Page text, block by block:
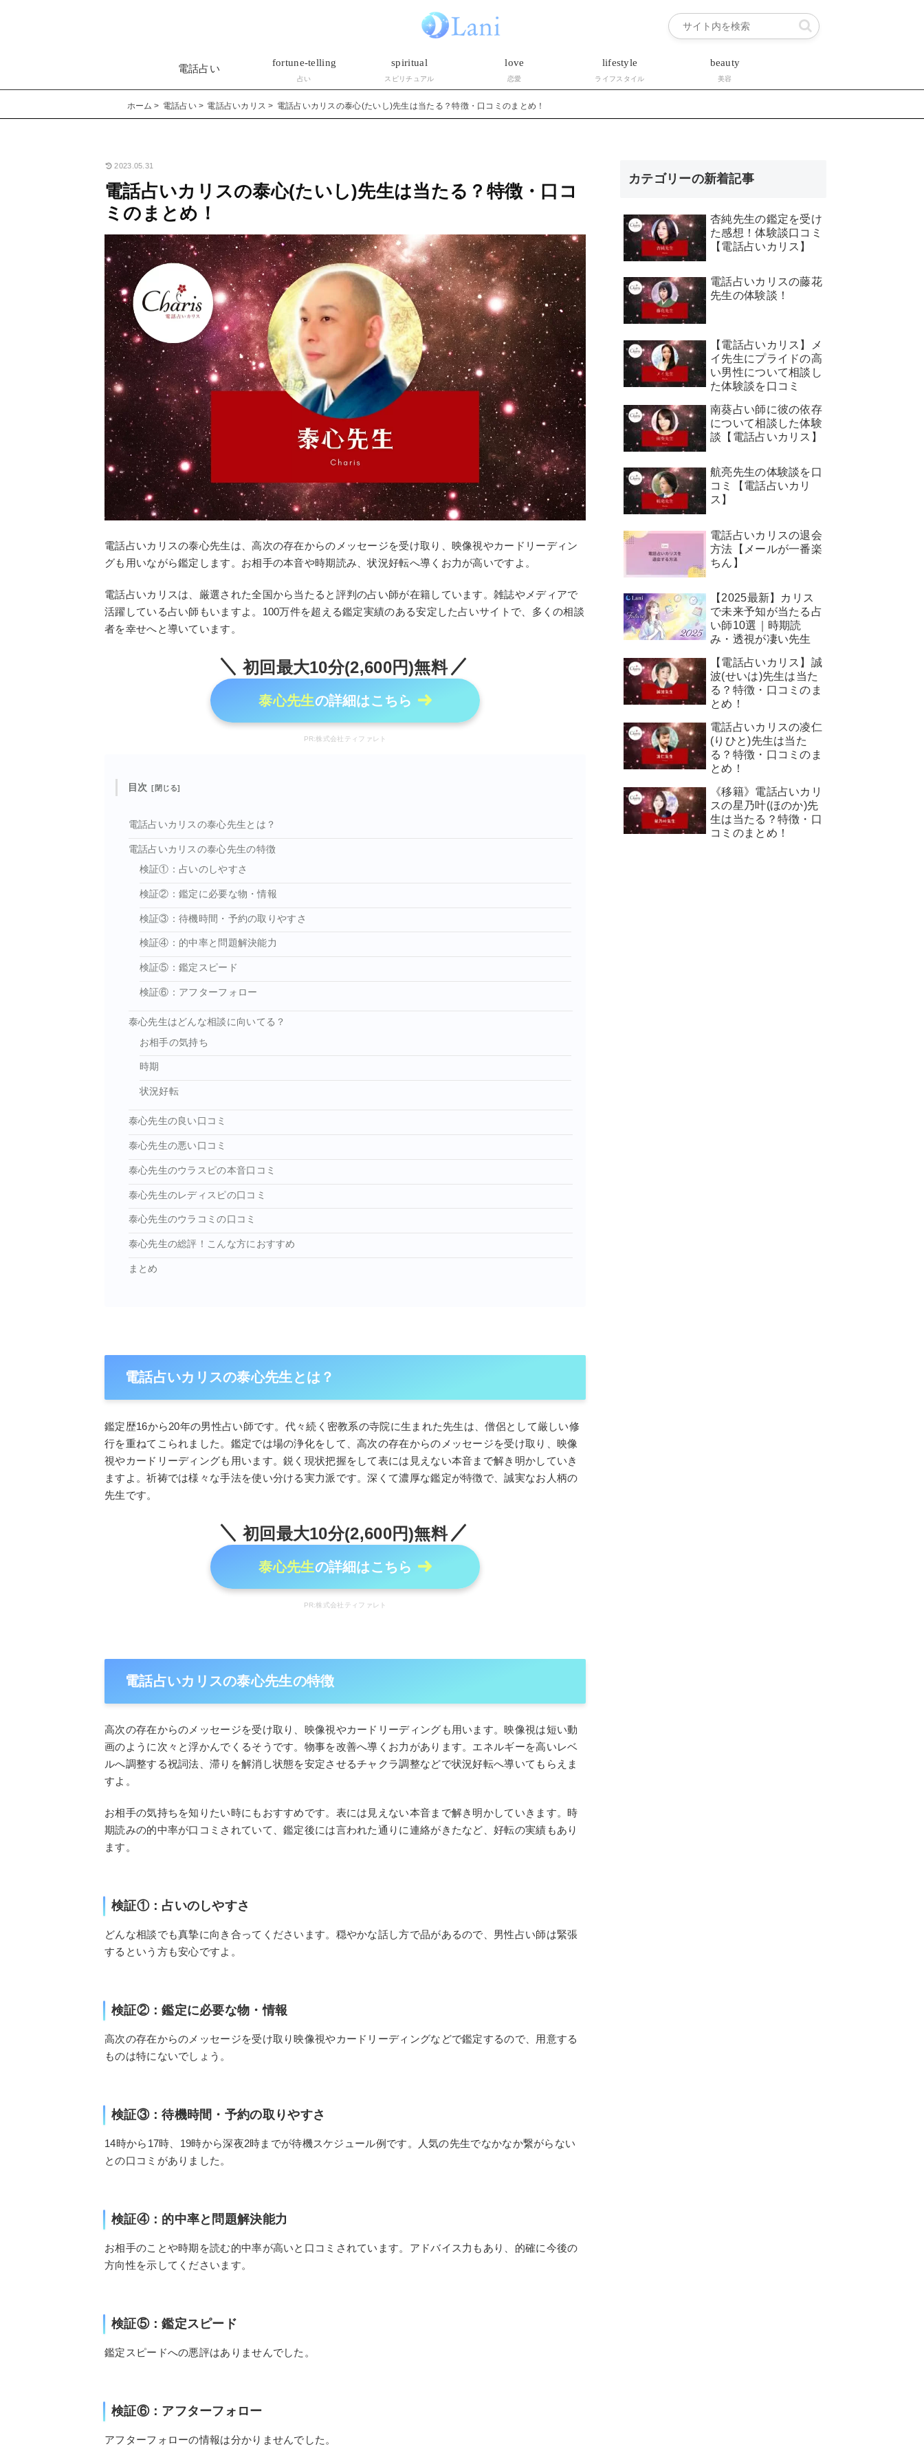
電話占い
fortune-telling
占い
spiritual
スピリチュアル
love
恋愛
lifestyle
ライフスタイル
beauty
美容
ホーム 電話占い 電話占いカリス 電話占いカリスの泰心(たいし)先生は当たる？特徴・口コミのまとめ！
2023.05.31
電話占いカリスの泰心(たいし)先生は当たる？特徴・口コ
ミのまとめ！
電話占いカリスの泰心先生は、高次の存在からのメッセージを受け取り、映像視やカードリーディン
グも用いながら鑑定します。お相手の本音や時期読み、状況好転へ導くお力が高いですよ。
電話占いカリスは、厳選された全国から当たると評判の占い師が在籍しています。雑誌やメディアで
活躍している占い師もいますよ。100万件を超える鑑定実績のある安定した占いサイトで、多くの相談
者を幸せへと導いています。
初回最大10分(2,600円)無料
泰心先生の詳細はこちら
PR:株式会社ティファレト
目次
電話占いカリスの泰心先生とは？
電話占いカリスの泰心先生の特徴
検証①：占いのしやすさ
検証②：鑑定に必要な物・情報
検証③：待機時間・予約の取りやすさ
検証④：的中率と問題解決能力
検証⑤：鑑定スピード
検証⑥：アフターフォロー
泰心先生はどんな相談に向いてる？
お相手の気持ち
時期
状況好転
泰心先生の良い口コミ
泰心先生の悪い口コミ
泰心先生のウラスピの本音口コミ
泰心先生のレディスピの口コミ
泰心先生のウラコミの口コミ
泰心先生の総評！こんな方におすすめ
まとめ
電話占いカリスの泰心先生とは？
鑑定歴16から20年の男性占い師です。代々続く密教系の寺院に生まれた先生は、僧侶として厳しい修
行を重ねてこられました。鑑定では場の浄化をして、高次の存在からのメッセージを受け取り、映像
視やカードリーディングも用います。鋭く現状把握をして表には見えない本音まで解き明かしていき
ますよ。祈祷では様々な手法を使い分ける実力派です。深くて濃厚な鑑定が特徴で、誠実なお人柄の
先生です。
初回最大10分(2,600円)無料
泰心先生の詳細はこちら
PR:株式会社ティファレト
電話占いカリスの泰心先生の特徴
高次の存在からのメッセージを受け取り、映像視やカードリーディングも用います。映像視は短い動
画のように次々と浮かんでくるそうです。物事を改善へ導くお力があります。エネルギーを高いレベ
ルへ調整する祝詞法、滞りを解消し状態を安定させるチャクラ調整などで状況好転へ導いてもらえま
すよ。
お相手の気持ちを知りたい時にもおすすめです。表には見えない本音まで解き明かしていきます。時
期読みの的中率が口コミされていて、鑑定後には言われた通りに連絡がきたなど、好転の実績もあり
ます。
検証①：占いのしやすさ
どんな相談でも真摯に向き合ってくださいます。穏やかな話し方で品があるので、男性占い師は緊張
するという方も安心ですよ。
検証②：鑑定に必要な物・情報
高次の存在からのメッセージを受け取り映像視やカードリーディングなどで鑑定するので、用意する
ものは特にないでしょう。
検証③：待機時間・予約の取りやすさ
14時から17時、19時から深夜2時までが待機スケジュール例です。人気の先生でなかなか繋がらない
との口コミがありました。
検証④：的中率と問題解決能力
お相手のことや時期を読む的中率が高いと口コミされています。アドバイス力もあり、的確に今後の
方向性を示してくださいます。
検証⑤：鑑定スピード
鑑定スピードへの悪評はありませんでした。
検証⑥：アフターフォロー
アフターフォローの情報は分かりませんでした。
カテゴリーの新着記事
杏純先生の鑑定を受け
た感想！体験談口コミ
【電話占いカリス】
電話占いカリスの藤花
先生の体験談！
【電話占いカリス】メ
イ先生にプライドの高
い男性について相談し
た体験談を口コミ
南葵占い師に彼の依存
について相談した体験
談【電話占いカリス】
航亮先生の体験談を口
コミ【電話占いカリ
ス】
電話占いカリスの退会
方法【メールが一番楽
ちん】
【2025最新】カリス
で未来予知が当たる占
い師10選｜時期読
み・透視が凄い先生
【電話占いカリス】誠
波(せいは)先生は当た
る？特徴・口コミのま
とめ！
電話占いカリスの凌仁
(りひと)先生は当た
る？特徴・口コミのま
とめ！
《移籍》電話占いカリ
スの星乃叶(ほのか)先
生は当たる？特徴・口
コミのまとめ！